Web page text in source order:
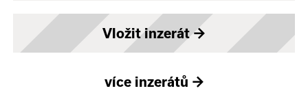
Vložit inzerát→
více inzerátů →